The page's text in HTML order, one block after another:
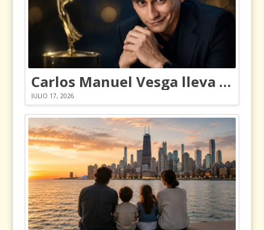
Carlos Manuel Vesga lleva el nombre de Colombia a los Emmy
JULIO 17, 2026